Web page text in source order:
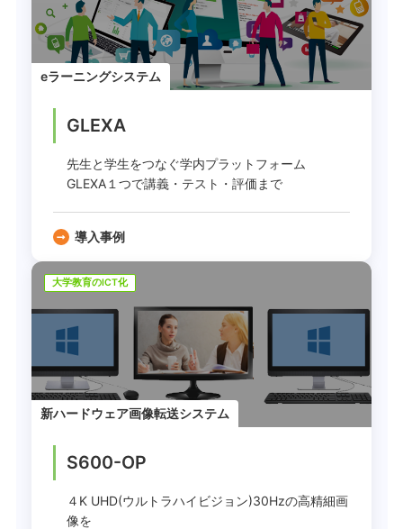
eラーニングシステム
GLEXA
先生と学生をつなぐ学内プラットフォーム
GLEXA１つで講義・テスト・評価まで
導入事例
大学教育のICT化
新ハードウェア画像転送システム
S600-OP
４K UHD(ウルトラハイビジョン)30Hzの高精細画
像を